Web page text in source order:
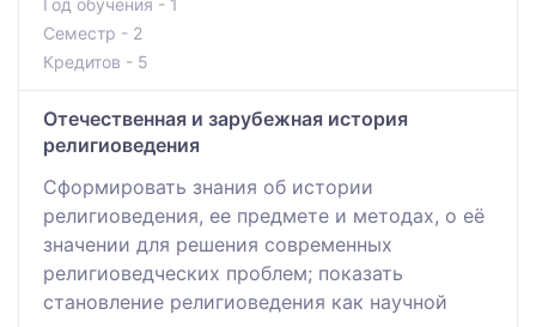
Год обучения - 1
Семестр - 2
Кредитов - 5
Отечественная и зарубежная история
религиоведения
Сформировать знания об истории
религиоведения, ее предмете и методах, о её
значении для решения современных
религиоведческих проблем; показать
становление религиоведения как научной